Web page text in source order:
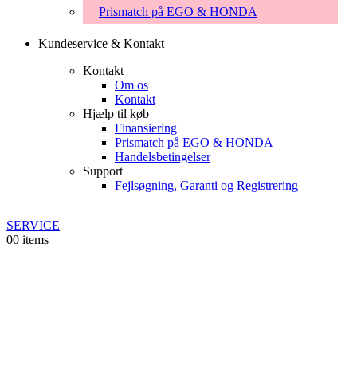
Prismatch på EGO & HONDA
Kundeservice & Kontakt
Kontakt
Om os
Kontakt
Hjælp til køb
Finansiering
Prismatch på EGO & HONDA
Handelsbetingelser
Support
Fejlsøgning, Garanti og Registrering
SERVICE
00 items